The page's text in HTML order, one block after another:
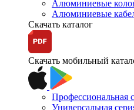
Алюминиевые
Алюминиевые
Скачать каталог
Скачать мобильный
Универсальная